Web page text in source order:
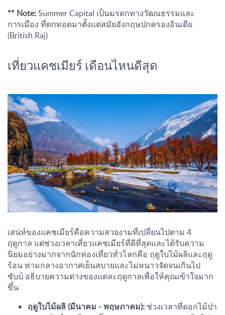
** Note:Summer Capital เป็นมรดกทางวัฒนธรรมและ
การเมือง ที่ตกทอดมาตั้งแต่สมัยอังกฤษปกครองอินเดีย
(British Raj)
เที่ยวแคชเมียร์ เดือนไหนดีสุด
เสน่ห์ของแคชเมียร์คือความสวยงามที่เปลี่ยนไปตาม 4
ฤดูกาล แต่ช่วงเวลาเที่ยวแคชเมียร์ที่ดีที่สุดและได้รับความ
นิยมอย่างมากจากนักท่องเที่ยวทั่วโลกคือ ฤดูใบไม้ผลิและฤดู
ร้อน ท่ามกลางอากาศเย็นสบายและไม่หนาวจัดจนเกินไป
ชับบ์ อธิบายความต่างของแต่ละฤดูกาลเพื่อให้คุณเข้าใจมาก
ขึ้น
ฤดูใบไม้ผลิ (มีนาคม - พฤษภาคม): ช่วงเวลาที่ดอกไม้ป่า